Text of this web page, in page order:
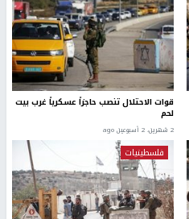
قوات الاحتلال تنصب حاجزاً عسكرياً غرب بيت
لحم
2 شهرين، 2 أسبوعين ago
فلسطينيات